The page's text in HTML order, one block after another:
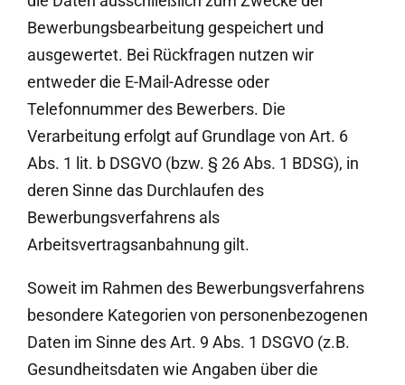
Bewerbungsbearbeitung gespeichert und
ausgewertet. Bei Rückfragen nutzen wir
entweder die E-Mail-Adresse oder
Telefonnummer des Bewerbers. Die
Verarbeitung erfolgt auf Grundlage von Art. 6
Abs. 1 lit. b DSGVO (bzw. § 26 Abs. 1 BDSG), in
deren Sinne das Durchlaufen des
Bewerbungsverfahrens als
Arbeitsvertragsanbahnung gilt.
Soweit im Rahmen des Bewerbungsverfahrens
besondere Kategorien von personenbezogenen
Daten im Sinne des Art. 9 Abs. 1 DSGVO (z.B.
Gesundheitsdaten wie Angaben über die